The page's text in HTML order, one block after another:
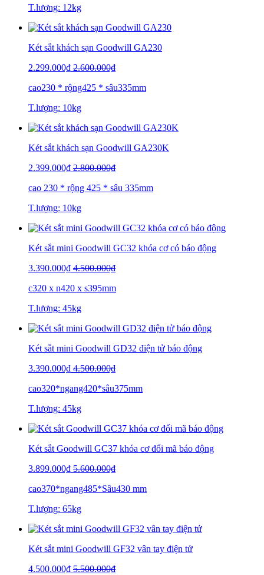
T.lượng: 12kg
Két sắt khách sạn Goodwill GA230
2.299.000₫ 2.600.000₫
cao230 * rộng425 * sâu335mm
T.lượng: 10kg
Két sắt khách sạn Goodwill GA230K
2.399.000₫ 2.800.000₫
cao 230 * rộng 425 * sâu 335mm
T.lượng: 10kg
Két sắt mini Goodwill GC32 khóa cơ có báo động
3.390.000₫ 4.500.000₫
c320 x n420 x s395mm
T.lượng: 45kg
Két sắt mini Goodwill GD32 điện tử báo động
3.390.000₫ 4.500.000₫
cao320*ngang420*sâu375mm
T.lượng: 45kg
Két sắt Goodwill GC37 khóa cơ đổi mã báo động
3.899.000₫ 5.600.000₫
cao370*ngang485*Sâu430 mm
T.lượng: 65kg
Két sắt mini Goodwill GF32 vân tay điện tử
4.500.000₫ 5.500.000₫